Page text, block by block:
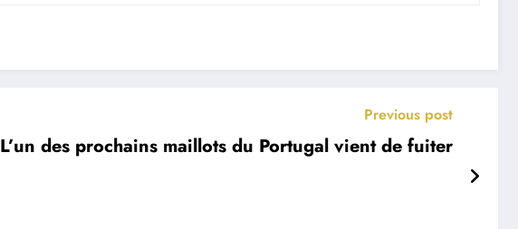
Previous post
L’un des prochains maillots du Portugal vient de fuiter